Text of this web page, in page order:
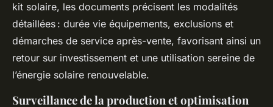
kit solaire, les documents précisent les modalités
détaillées : durée vie équipements, exclusions et
démarches de service après-vente, favorisant ainsi un
retour sur investissement et une utilisation sereine de
l’énergie solaire renouvelable.
Surveillance de la production et optimisation